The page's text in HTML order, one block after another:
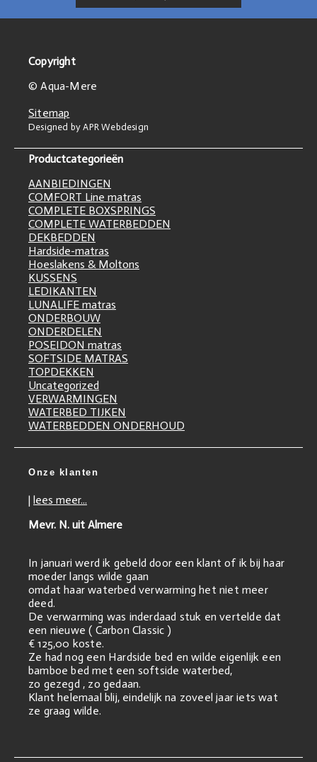
Copyright
© Aqua-Mere
Sitemap
Designed by APR Webdesign
Productcategorieën
AANBIEDINGEN
COMFORT Line matras
COMPLETE BOXSPRINGS
COMPLETE WATERBEDDEN
DEKBEDDEN
Hardside-matras
Hoeslakens & Moltons
KUSSENS
LEDIKANTEN
LUNALIFE matras
ONDERBOUW
ONDERDELEN
POSEIDON matras
SOFTSIDE MATRAS
TOPDEKKEN
Uncategorized
VERWARMINGEN
WATERBED TIJKEN
WATERBEDDEN ONDERHOUD
Onze klanten
| lees meer...
Mevr. N. uit Almere
In januari werd ik gebeld door een klant of ik bij haar
moeder langs wilde gaan
omdat haar waterbed verwarming het niet meer
deed.
De verwarming was inderdaad stuk en vertelde dat
een nieuwe ( Carbon Classic )
€ 125,00 koste.
Ze had nog een Hardside bed en wilde eigenlijk een
bamboe bed met een softside waterbed,
zo gezegd , zo gedaan.
Klant helemaal blij, eindelijk na zoveel jaar iets wat
ze graag wilde.